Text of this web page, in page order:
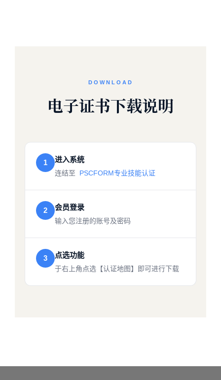
DOWNLOAD
电子证书下载说明
1 进入系统
连结至 PSCFORM专业技能认证
2 会员登录
输入您注册的账号及密码
3 点选功能
于右上角点选【认证地图】即可进行下载